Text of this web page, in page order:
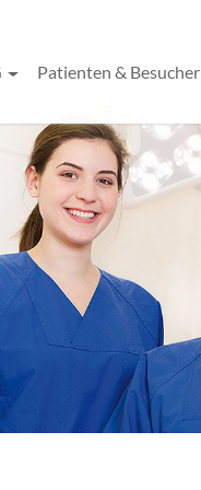
Patienten & Besucher